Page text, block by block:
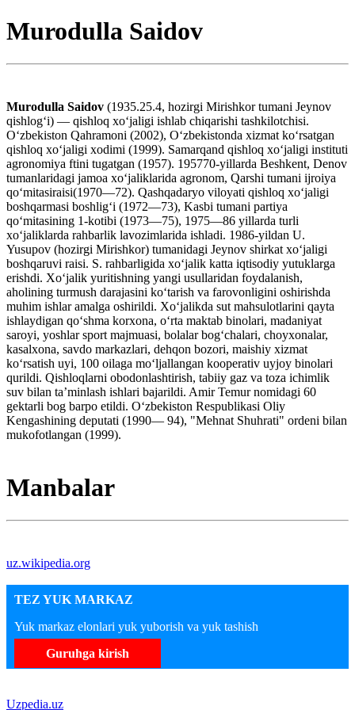
Murodulla Saidov
Murodulla Saidov (1935.25.4, hozirgi Mirishkor tumani Jeynov
qishlogʻi) — qishloq xoʻjaligi ishlab chiqarishi tashkilotchisi.
Oʻzbekiston Qahramoni (2002), Oʻzbekistonda xizmat koʻrsatgan
qishloq xoʻjaligi xodimi (1999). Samarqand qishloq xoʻjaligi instituti
agronomiya ftini tugatgan (1957). 195770-yillarda Beshkent, Denov
tumanlaridagi jamoa xoʻjaliklarida agronom, Qarshi tumani ijroiya
qoʻmitasiraisi(1970—72). Qashqadaryo viloyati qishloq xoʻjaligi
boshqarmasi boshligʻi (1972—73), Kasbi tumani partiya
qoʻmitasining 1-kotibi (1973—75), 1975—86 yillarda turli
xoʻjaliklarda rahbarlik lavozimlarida ishladi. 1986-yildan U.
Yusupov (hozirgi Mirishkor) tumanidagi Jeynov shirkat xoʻjaligi
boshqaruvi raisi. S. rahbarligida xoʻjalik katta iqtisodiy yutuklarga
erishdi. Xoʻjalik yuritishning yangi usullaridan foydalanish,
aholining turmush darajasini koʻtarish va farovonligini oshirishda
muhim ishlar amalga oshirildi. Xoʻjalikda sut mahsulotlarini qayta
ishlaydigan qoʻshma korxona, oʻrta maktab binolari, madaniyat
saroyi, yoshlar sport majmuasi, bolalar bogʻchalari, choyxonalar,
kasalxona, savdo markazlari, dehqon bozori, maishiy xizmat
koʻrsatish uyi, 100 oilaga moʻljallangan kooperativ uyjoy binolari
qurildi. Qishloqlarni obodonlashtirish, tabiiy gaz va toza ichimlik
suv bilan taʼminlash ishlari bajarildi. Amir Temur nomidagi 60
gektarli bog barpo etildi. Oʻzbekiston Respublikasi Oliy
Kengashining deputati (1990— 94), "Mehnat Shuhrati" ordeni bilan
mukofotlangan (1999).
Manbalar
uz.wikipedia.org
TEZ YUK MARKAZ
Yuk markaz elonlari yuk yuborish va yuk tashish
Guruhga kirish
Uzpedia.uz